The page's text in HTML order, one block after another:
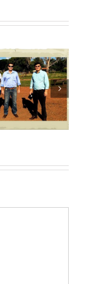
Visitas no Fazendão